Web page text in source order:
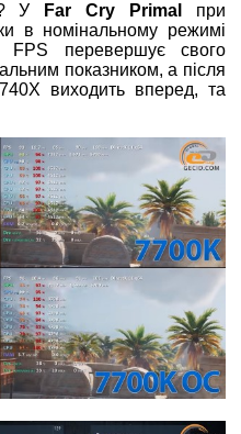
У Far Cry Primal
при
в номінальному режимі
перевершує свого
показником, а після
виходить вперед, та